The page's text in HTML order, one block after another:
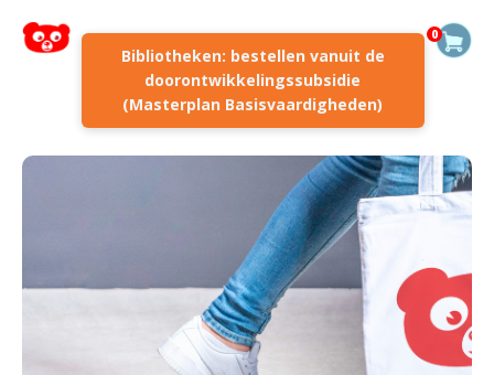
Bibliotheken: bestellen vanuit de
doorontwikkelingssubsidie
(Masterplan Basisvaardigheden)
0